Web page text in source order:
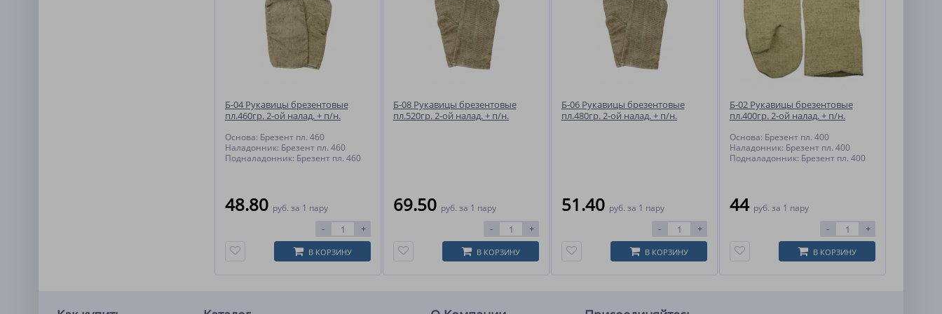
Б-04 Рукавицы брезентовые
пл.460гр. 2-ой налад. + п/н.
Основа: Брезент пл. 460
Наладонник: Брезент пл. 460
Подналадонник: Брезент пл. 460
48.80 руб. за 1 пару
- +
В КОРЗИНУ
Б-08 Рукавицы брезентовые
пл.520гр. 2-ой налад. + п/н.
69.50 руб. за 1 пару
- +
В КОРЗИНУ
Б-06 Рукавицы брезентовые
пл.480гр. 2-ой налад. + п/н.
51.40 руб. за 1 пару
- +
В КОРЗИНУ
Б-02 Рукавицы брезентовые
пл.400гр. 2-ой налад. + п/н.
Основа: Брезент пл. 400
Наладонник: Брезент пл. 400
Подналадонник: Брезент пл. 400
44 руб. за 1 пару
- +
В КОРЗИНУ